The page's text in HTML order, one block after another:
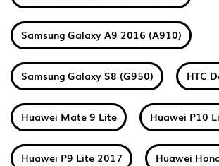
Samsung Galaxy A9 2016 (A910)
Samsung Galaxy S8 (G950) HTC
Huawei Mate 9 Lite Huawei P10
Huawei P9 Lite 2017 Huawei